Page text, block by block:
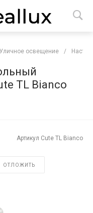
Уличное освещение /
TL Bianco
Артикул Cute TL Bianco
ОТЛОЖИТЬ